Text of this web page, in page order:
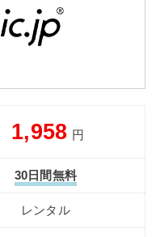
1,958 円
30日間無料
レンタル